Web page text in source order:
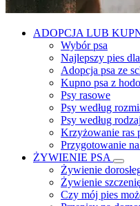
ADOPCJA LUB
Wybór psa
Najlepszy pies
Adopcja psa ze
Kupno psa z
Psy rasowe
Psy według
Psy według
Krzyżowanie ras
Przygotowanie
ŻYWIENIE PSA
Żywienie
Żywienie
Czy mój pies